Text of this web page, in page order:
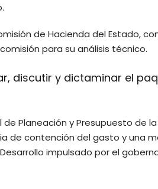
de Hacienda del Estado,
para su análisis técnico.
discutir y dictaminar el
Planeación y Presupuesto de
contención del gasto y una
impulsado por el